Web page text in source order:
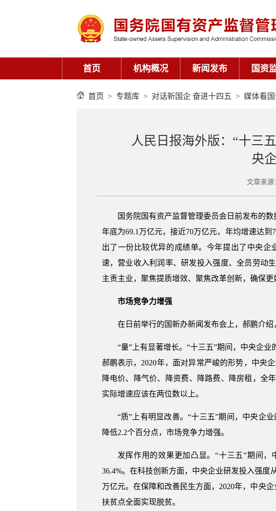
首页 > 专题库 > 对话新国企 奋进十四五 > 媒体看
人民日报海外版：“十三
央
文章来
国务院国有资产监督管理委员会日前发布的
年底为69.1万亿元，接近70万亿元，年均增速达
出了一份比较优异的成绩单。今年提出了中央
速，营业收入利润率、研发投入强度、全员劳动
主责主业，聚焦提质增效、聚焦改革创新，确保更
市场竞争力增强
在日前举行的国新办新闻发布会上，郝鹏介绍
“量”上有显著增长。“十三五”期间，中央企
郝鹏表示，2020年，面对异常严峻的形势，中央
降电价、降气价、降资费、降路费、降房租，全
实际增速应该在两位数以上。
“质”上有明显改善。“十三五”期间，中央企
降低2.2个百分点，市场竞争力增强。
发挥作用的效果更加凸显。“十三五”期间
36.4%。在科技创新方面，中央企业研发投入强度
万亿元。在保障和改善民生方面，2020年，中央
扶贫点全面实现脱贫。